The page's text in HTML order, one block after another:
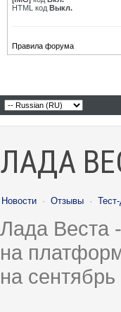
HTML код Выкл.
Правила форума
ЛАДА
Новости · Отзывы ·
Лада Веста
на
на